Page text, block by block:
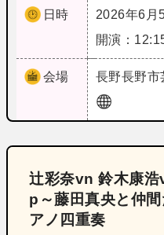
日時
2026年6月
開演：
会場 長野長野市
辻彩奈vn 鈴木康
p～藤田真央と仲
アノ四重奏